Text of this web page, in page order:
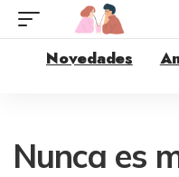
Novedades
Nunca es